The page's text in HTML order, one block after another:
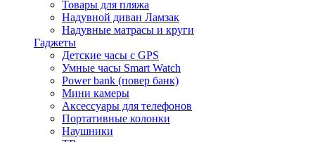
Товары для пляжа
Надувной диван Ламзак
Надувные матрасы и круги
Гаджеты
Детские часы с GPS
Умные часы Smart Watch
Power bank (повер банк)
Мини камеры
Аксессуары для телефонов
Портативные колонки
Наушники